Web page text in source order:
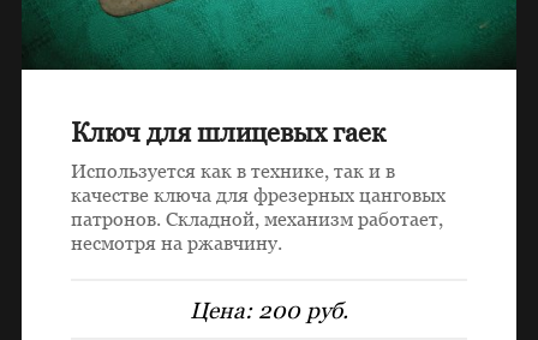
Ключ для шлицевых гаек
Используется как в технике, так и в
качестве ключа для фрезерных цанговых
патронов. Складной, механизм работает,
несмотря на ржавчину.
Цена: 200 руб.